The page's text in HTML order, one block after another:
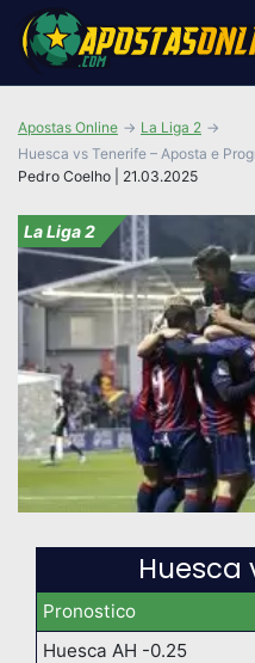
Pedro Coelho | 21.03.2025
Apostas Online
La Liga 2
Huesca vs Tenerife – Aposta e
La Liga 2
Huesca
Pronostico
Huesca AH -0.25